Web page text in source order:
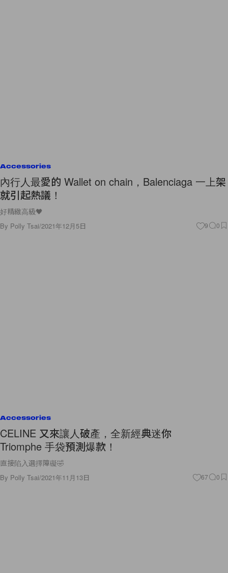
Accessories
內行人最愛的 Wallet on chain，Balenciaga 一上架
就引起熱議！
好精緻高級🖤
By Polly Tsai/2021年12月5日 9 0
Accessories
CELINE 又來讓人破產，全新經典迷你
Triomphe 手袋預測爆款！
直接陷入選擇障礙🤣
By Polly Tsai/2021年11月13日 67 0